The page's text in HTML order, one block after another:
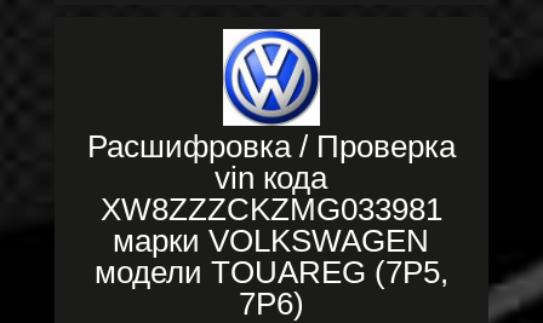
Расшифровка / Проверка
vin кода
XW8ZZZCKZMG033981
марки VOLKSWAGEN
модели TOUAREG (7P5,
7P6)